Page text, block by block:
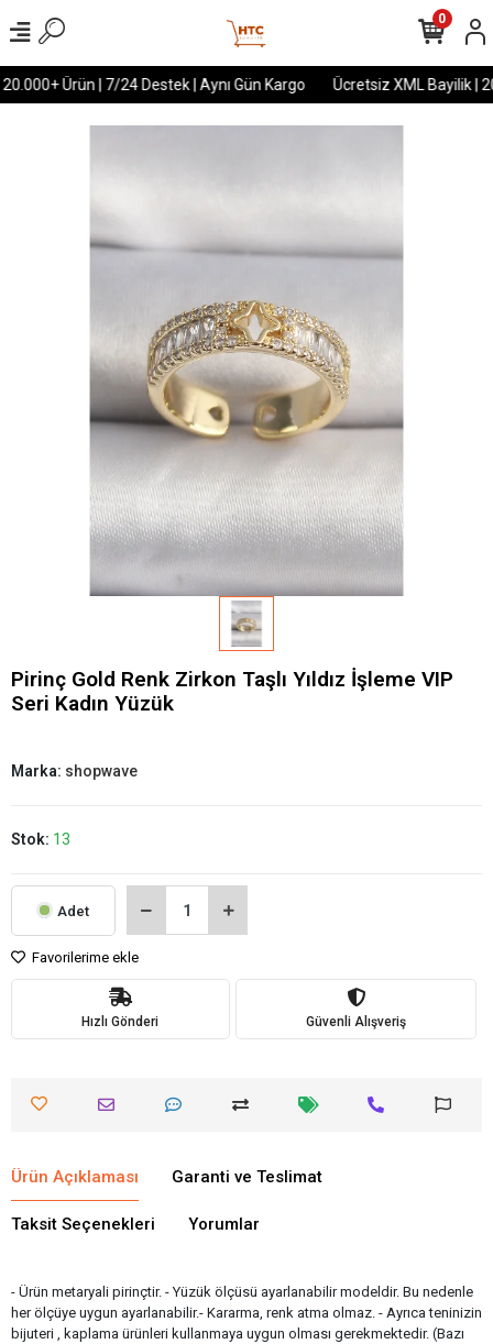
Ürün | 7/24 Destek | Aynı Gün Kargo Ücretsiz XML Bayilik |
0
Pirinç Gold Renk Zirkon Taşlı Yıldız İşleme VIP
Seri Kadın Yüzük
Marka: shopwave
Stok: 13
Adet
Favorilerime ekle
Hızlı Gönderi Güvenli Alışveriş
Ürün Açıklaması Garanti ve Teslimat
Taksit Seçenekleri Yorumlar
- Ürün metaryali pirinçtir. - Yüzük ölçüsü ayarlanabilir modeldir. Bu nedenle
her ölçüye uygun ayarlanabilir.- Kararma, renk atma olmaz. - Ayrıca teninizin
bijuteri , kaplama ürünleri kullanmaya uygun olması gerekmektedir. (Bazı